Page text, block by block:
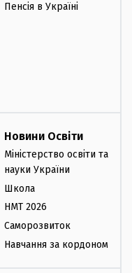
Пенсія в Україні
Новини Освіти
Міністерство освіти та
науки України
Школа
НМТ 2026
Саморозвиток
Навчання за кордоном